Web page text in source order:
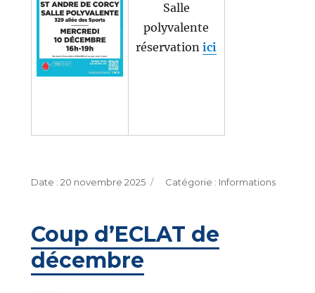
Salle
polyvalente
réservationici
Publié
20 novembre 2025 Catégories
Informations
Coup d’ECLAT de
décembre